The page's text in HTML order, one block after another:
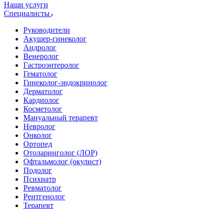
Наши услуги
Специалисты
Руководители
Акушер-гинеколог
Андролог
Венеролог
Гастроэнтеролог
Гематолог
Гинеколог-эндокринолог
Дерматолог
Кардиолог
Косметолог
Мануальный терапевт
Невролог
Онколог
Ортопед
Отоларинголог (ЛОР)
Офтальмолог (окулист)
Подолог
Психиатр
Ревматолог
Рентгенолог
Терапевт